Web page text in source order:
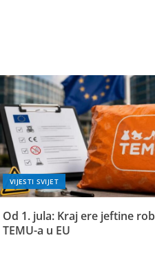
VIJESTI SVIJET
Od 1. jula: Kraj ere jeftine
TEMU-a u EU